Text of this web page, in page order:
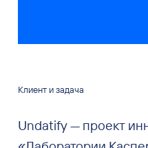
Клиент и задача
Undatify — проект